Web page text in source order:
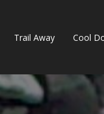
Trail Away Cool